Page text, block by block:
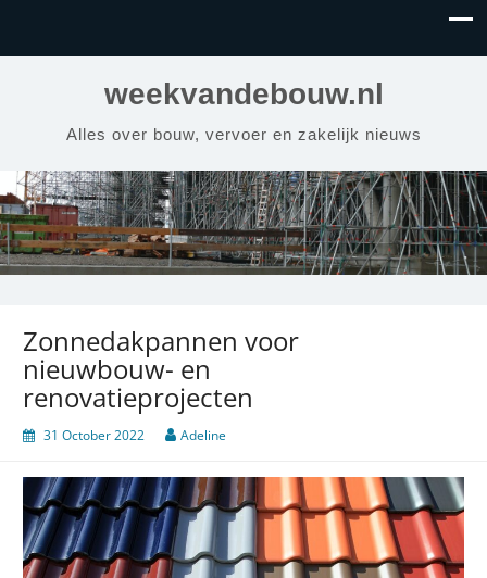
weekvandebouw.nl
Alles over bouw, vervoer en zakelijk nieuws
Zonnedakpannen voor
nieuwbouw- en
renovatieprojecten
31 October 2022 Adeline